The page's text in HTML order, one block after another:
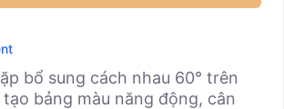
bổ sung cách nhau 60° trên
bảng màu năng động, cân